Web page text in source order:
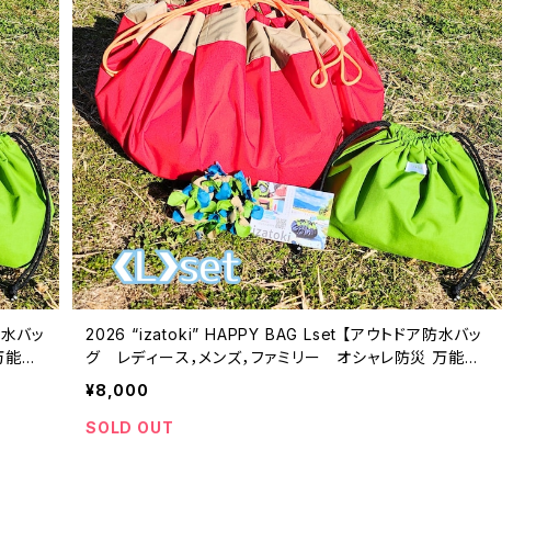
バッ
バ
2026 “izatoki” HAPPY BAG Lset 【アウトドア防水バッ
グ レディース，メンズ，ファミリー オシャレ防災 万能バ
ッグ】
¥8,000
SOLD OUT